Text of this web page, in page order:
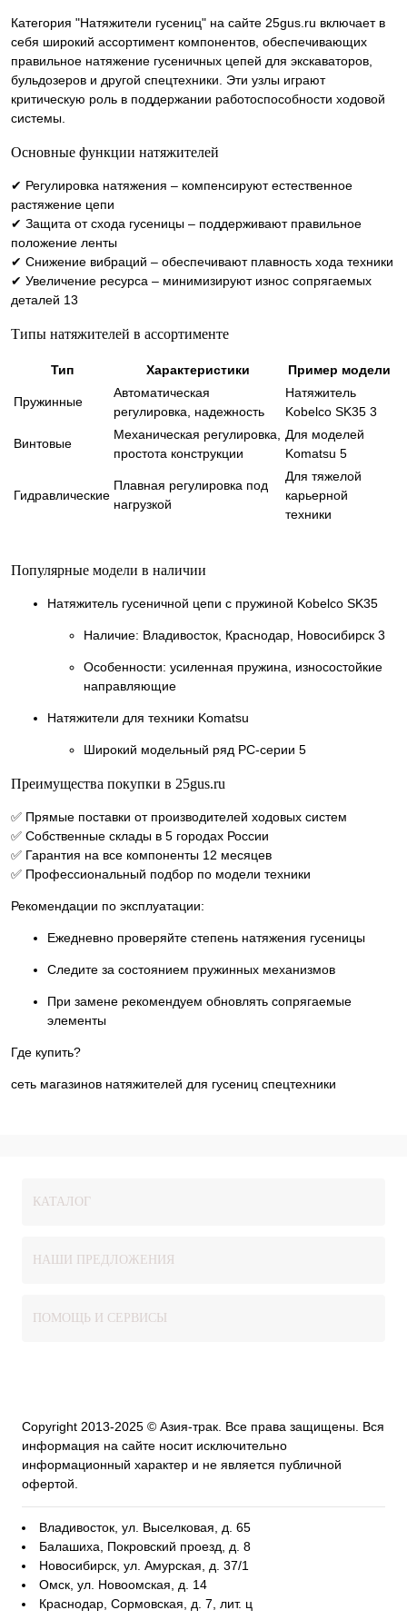
Категория "Натяжители гусениц" на сайте 25gus.ru включает в
себя широкий ассортимент компонентов, обеспечивающих
правильное натяжение гусеничных цепей для экскаваторов,
бульдозеров и другой спецтехники. Эти узлы играют
критическую роль в поддержании работоспособности ходовой
системы.
Основные функции натяжителей
✔ Регулировка натяжения – компенсируют естественное
растяжение цепи
✔ Защита от схода гусеницы – поддерживают правильное
положение ленты
✔ Снижение вибраций – обеспечивают плавность хода техники
✔ Увеличение ресурса – минимизируют износ сопрягаемых
деталей 13
Типы натяжителей в ассортименте
Тип Характеристики Пример модели
Пружинные
Автоматическая
регулировка, надежность
Натяжитель
Kobelco SK35 3
Винтовые
Механическая регулировка,
простота конструкции
Для моделей
Komatsu 5
Гидравлические
Плавная регулировка под
нагрузкой
Для тяжелой
карьерной
техники
Популярные модели в наличии
Натяжитель гусеничной цепи с пружиной Kobelco SK35
Наличие: Владивосток, Краснодар, Новосибирск 3
Особенности: усиленная пружина, износостойкие
направляющие
Натяжители для техники Komatsu
Широкий модельный ряд PC-серии 5
Преимущества покупки в 25gus.ru
✅ Прямые поставки от производителей ходовых систем
✅ Собственные склады в 5 городах России
✅ Гарантия на все компоненты 12 месяцев
✅ Профессиональный подбор по модели техники
Рекомендации по эксплуатации:
Ежедневно проверяйте степень натяжения гусеницы
Следите за состоянием пружинных механизмов
При замене рекомендуем обновлять сопрягаемые
элементы
Где купить?
сеть магазинов натяжителей для гусениц спецтехники
КАТАЛОГ
НАШИ ПРЕДЛОЖЕНИЯ
ПОМОЩЬ И СЕРВИСЫ
Copyright 2013-2025 © Азия-трак. Все права защищены. Вся
информация на сайте носит исключительно
информационный характер и не является публичной
офертой.
Владивосток, ул. Выселковая, д. 65
Балашиха, Покровский проезд, д. 8
Новосибирск, ул. Амурская, д. 37/1
Омск, ул. Новоомская, д. 14
Краснодар, Сормовская, д. 7, лит. ц